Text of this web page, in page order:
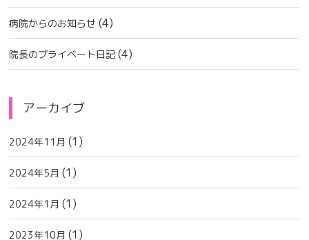
病院からのお知らせ (4)
院長のプライベート日記 (4)
アーカイブ
2024年11月 (1)
2024年5月 (1)
2024年1月 (1)
2023年10月 (1)